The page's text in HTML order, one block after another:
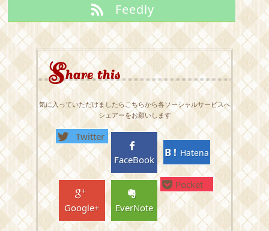
Feedly
Share this
気に入っていただけましたらこちらから各ソーシャルサービスへ
シェアーをお願いします
Twitter
FaceBook
Hatena
Google+ EverNote
Pocket